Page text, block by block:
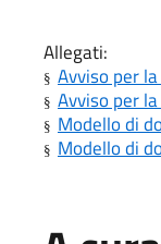
Allegati:
§ Avviso per
§ Avviso per
§ Modello di
§ Modello di